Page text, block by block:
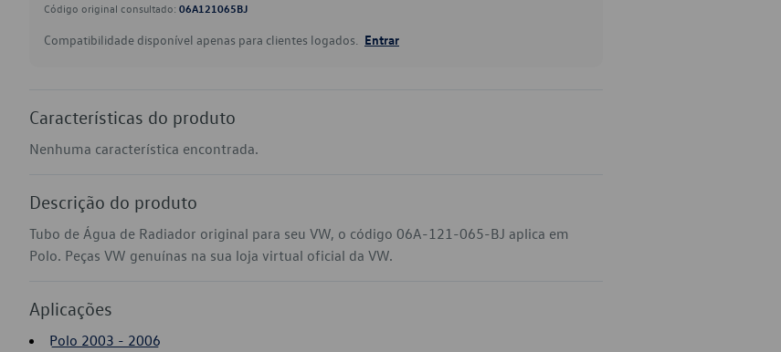
Código original consultado: 06A121065BJ
Compatibilidade disponível apenas para clientes logados. Entrar
Características do produto
Nenhuma característica encontrada.
Descrição do produto
Tubo de Água de Radiador original para seu VW, o código 06A-121-065-BJ aplica em
Polo. Peças VW genuínas na sua loja virtual oficial da VW.
Aplicações
Polo 2003 - 2006